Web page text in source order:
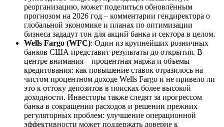
реорганизацию, может поделиться обновлённым
прогнозом на 2026 год – комментарии гендиректора о
глобальной экономике и планах по оптимизации
бизнеса зададут тон для акций банка и сектора в целом.
Wells Fargo (WFC): Один из крупнейших розничных
банков США представит результаты до открытия. В
центре внимания – процентная маржа и объемы
кредитования: как повышение ставок отразилось на
чистом процентном доходе Wells Fargo и не привело ли
это к оттоку депозитов в поисках более высокой
доходности. Инвесторы также следят за прогрессом
банка в сокращении расходов и решении прежних
регуляторных проблем: улучшение операционной
эффективности может поддержать доверие к